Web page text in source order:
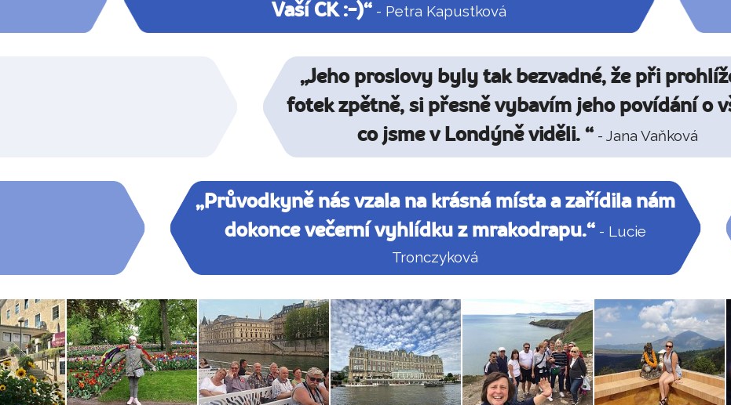
Vaší CK :-)“- Petra Kapustková
„Jeho proslovy byly tak bezvadné, že při
fotek zpětně, si přesně vybavím jeho povídání o
co jsme v Londýně viděli. “ - Jana Vaňková
„Průvodkyně nás vzala na krásná místa a zařídila nám
dokonce večerní vyhlídku z mrakodrapu.“- Lucie
Tronczyková